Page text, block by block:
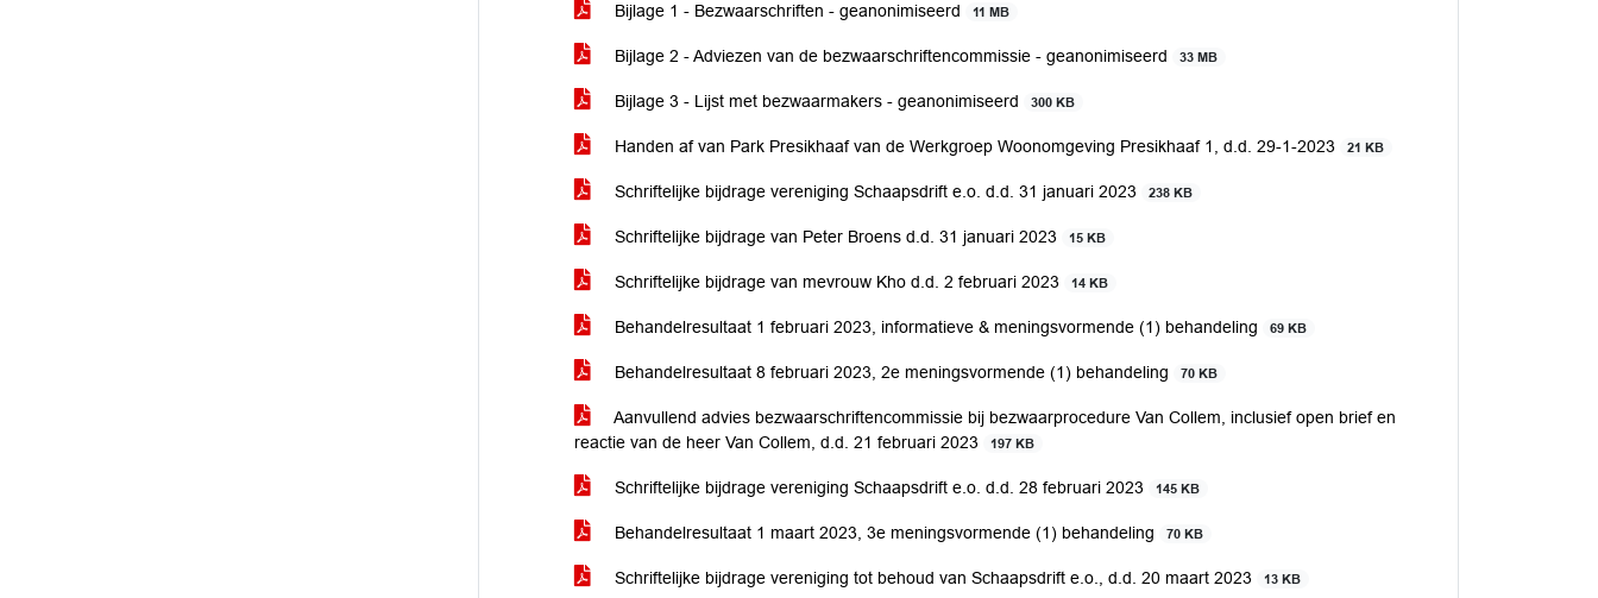
Bijlage 1 - Bezwaarschriften - geanonimiseerd 11 MB
Bijlage 2 - Adviezen van de bezwaarschriftencommissie - geanonimiseerd 33 MB
Bijlage 3 - Lijst met bezwaarmakers - geanonimiseerd 300 KB
Handen af van Park Presikhaaf van de Werkgroep Woonomgeving Presikhaaf 1, d.d. 29-1-2023 21 KB
Schriftelijke bijdrage vereniging Schaapsdrift e.o. d.d. 31 januari 2023 238 KB
Schriftelijke bijdrage van Peter Broens d.d. 31 januari 2023 15 KB
Schriftelijke bijdrage van mevrouw Kho d.d. 2 februari 2023 14 KB
Behandelresultaat 1 februari 2023, informatieve & meningsvormende (1) behandeling 69 KB
Behandelresultaat 8 februari 2023, 2e meningsvormende (1) behandeling 70 KB
Aanvullend advies bezwaarschriftencommissie bij bezwaarprocedure Van Collem, inclusief open brief en
reactie van de heer Van Collem, d.d. 21 februari 2023
197 KB
Schriftelijke bijdrage vereniging Schaapsdrift e.o. d.d. 28 februari 2023 145 KB
Behandelresultaat 1 maart 2023, 3e meningsvormende (1) behandeling 70 KB
Schriftelijke bijdrage vereniging tot behoud van Schaapsdrift e.o., d.d. 20 maart 2023 13 KB